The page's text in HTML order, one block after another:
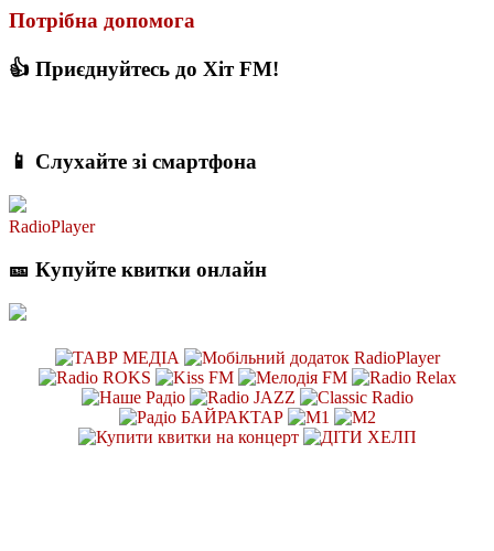
Потрібна допомога
👍 Приєднуйтесь до Хіт FM!
📱 Слухайте зі смартфона
RadioPlayer
🎫 Купуйте квитки онлайн